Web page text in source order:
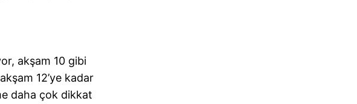
akşam 10 gibi
12’ye kadar
daha çok dikkat